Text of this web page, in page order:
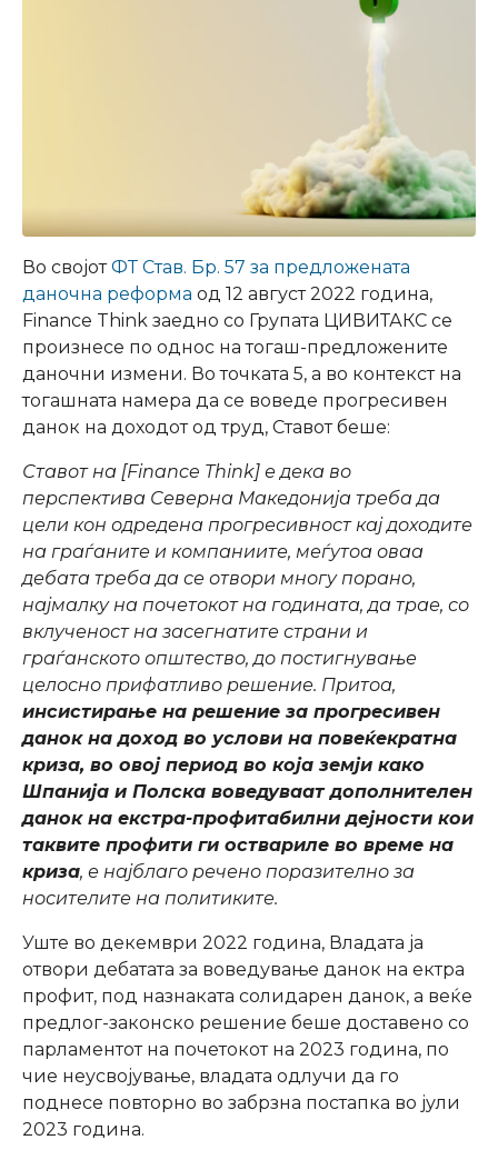
Во својотФТ Став. Бр. 57 за предложената
даночна реформа од 12 август 2022 година,
Finance Think заедно со Групата ЦИВИТАКС се
произнесе по однос на тогаш-предложените
даночни измени. Во точката 5, а во контекст на
тогашната намера да се воведе прогресивен
данок на доходот од труд, Ставот беше:
Ставот на [Finance Think] е дека во
перспектива Северна Македонија треба да
цели кон одредена прогресивност кај доходите
на граѓаните и компаниите, меѓутоа оваа
дебата треба да се отвори многу порано,
најмалку на почетокот на годината, да трае, со
вклученост на засегнатите страни и
граѓанското општество, до постигнување
целосно прифатливо решение. Притоа,
инсистирање на решение за прогресивен
данок на доход во услови на повеќекратна
криза, во овој период во која земји како
Шпанија и Полска воведуваат дополнителен
данок на екстра-профитабилни дејности кои
таквите профити ги оствариле во време на
криза, е најблаго речено поразително за
носителите на политиките.
Уште во декември 2022 година, Владата ја
отвори дебатата за воведување данок на ектра
профит, под назнаката солидарен данок, а веќе
предлог-законско решение беше доставено со
парламентот на почетокот на 2023 година, по
чие неусвојување, владата одлучи да го
поднесе повторно во забрзна постапка во јули
2023 година.